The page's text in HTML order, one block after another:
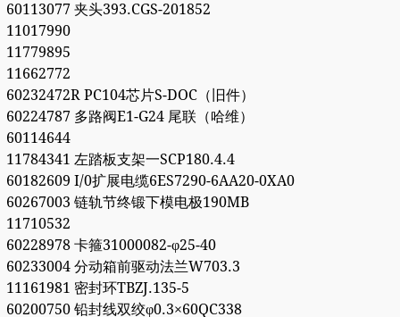
60113077 夹头393.CGS-201852
11017990
11779895
11662772
60232472R PC104芯片S-DOC（旧件）
60224787 多路阀E1-G24 尾联（哈维）
60114644
11784341 左踏板支架一SCP180.4.4
60182609 I/0扩展电缆6ES7290-6AA20-0XA0
60267003 链轨节终锻下模电极190MB
11710532
60228978 卡箍31000082-φ25-40
60233004 分动箱前驱动法兰W703.3
11161981 密封环TBZJ.135-5
60200750 铅封线双绞φ0.3×60QC338